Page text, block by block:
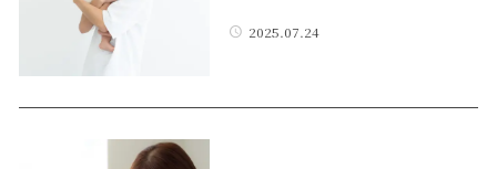
2025.07.24